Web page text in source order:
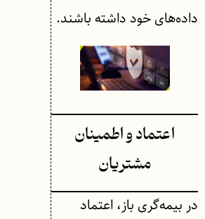
داده‌های خود داشته باشند.
اعتماد و اطمینان
مشتریان
در بیمه‌گری باز، اعتماد